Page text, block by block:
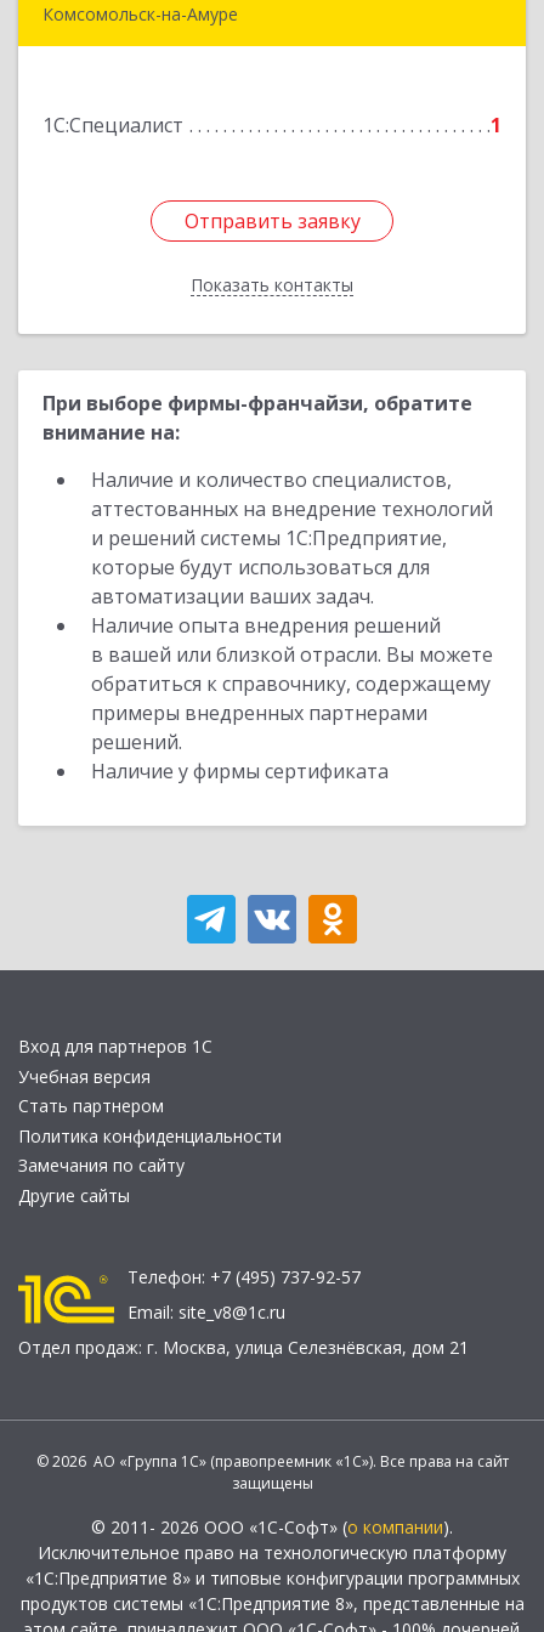
Комсомольск-на-Амуре
1С:Специалист 1
Отправить заявку
Показать контакты
Подробнее
Отправить заявку
Назад
При выборе фирмы-франчайзи, обратите
внимание на:
Наличие и количество специалистов,
аттестованных на внедрение технологий
и решений системы 1С:Предприятие,
которые будут использоваться для
автоматизации ваших задач.
Наличие опыта внедрения решений
в вашей или близкой отрасли. Вы можете
обратиться к справочнику, содержащему
примеры внедренных партнерами
решений.
Наличие у фирмы сертификата
Вход для партнеров 1С
Учебная версия
Стать партнером
Политика конфиденциальности
Замечания по сайту
Другие сайты
Телефон: +7 (495) 737-92-57
Email: site_v8@1c.ru
Отдел продаж: г. Москва, улица Селезнёвская, дом 21
© 2026 АО «Группа 1С» (правопреемник «1С»). Все права на сайт
защищены
© 2011- 2026 ООО «1С-Софт» (о компании).
Исключительное право на технологическую платформу
«1С:Предприятие 8» и типовые конфигурации программных
продуктов системы «1С:Предприятие 8», представленные на